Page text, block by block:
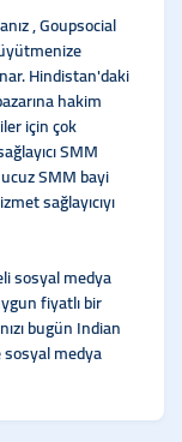
, Goupsocial
Hindistan'daki
hakim
için çok
SMM
SMM bayi
sağlayıcıyı
sosyal medya
fiyatlı bir
bugün Indian
medya